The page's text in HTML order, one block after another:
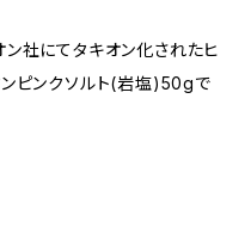
社にてタキオン化されたヒ
ピンクソルト(岩塩)50gで